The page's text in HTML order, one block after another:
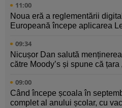
11:00
Noua eră a reglementării
Europeană începe aplicarea
09:34
Nicușor Dan salută
către Moody’s și spune că țara
09:00
Când începe școala în
complet al anului școlar, cu